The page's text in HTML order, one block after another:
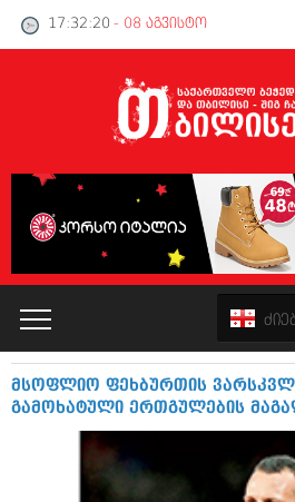
17:32:20 - 08 აგვისტო
კატალოგი
პოლიტიკა
ინტერვიუები
მსოფლიო ფეხბურთის
გამოხატული ერთგულების